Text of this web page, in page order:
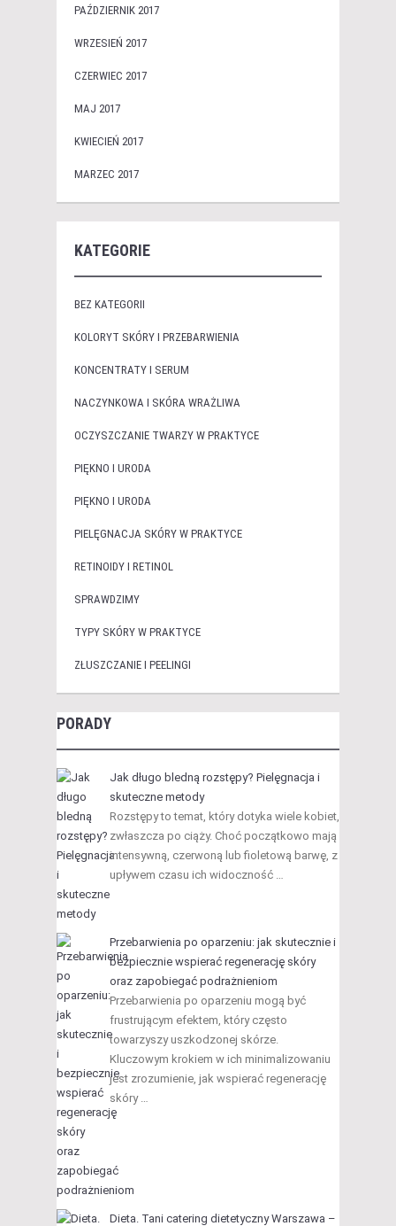
PAŹDZIERNIK 2017
WRZESIEŃ 2017
CZERWIEC 2017
MAJ 2017
KWIECIEŃ 2017
MARZEC 2017
KATEGORIE
BEZ KATEGORII
KOLORYT SKÓRY I PRZEBARWIENIA
KONCENTRATY I SERUM
NACZYNKOWA I SKÓRA WRAŻLIWA
OCZYSZCZANIE TWARZY W PRAKTYCE
PIĘKNO I URODA
PIĘKNO I URODA
PIELĘGNACJA SKÓRY W PRAKTYCE
RETINOIDY I RETINOL
SPRAWDZIMY
TYPY SKÓRY W PRAKTYCE
ZŁUSZCZANIE I PEELINGI
PORADY
Jak długo bledną rozstępy? Pielęgnacja i
skuteczne metody
Rozstępy to temat, który dotyka wiele kobiet,
zwłaszcza po ciąży. Choć początkowo mają
intensywną, czerwoną lub fioletową barwę, z
upływem czasu ich widoczność …
Przebarwienia po oparzeniu: jak skutecznie i
bezpiecznie wspierać regenerację skóry
oraz zapobiegać podrażnieniom
Przebarwienia po oparzeniu mogą być
frustrującym efektem, który często
towarzyszy uszkodzonej skórze.
Kluczowym krokiem w ich minimalizowaniu
jest zrozumienie, jak wspierać regenerację
skóry …
Dieta. Tani catering dietetyczny Warszawa –